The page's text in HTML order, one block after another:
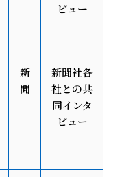
ビュー
新
聞
新聞社各
社との共
同インタ
ビュー